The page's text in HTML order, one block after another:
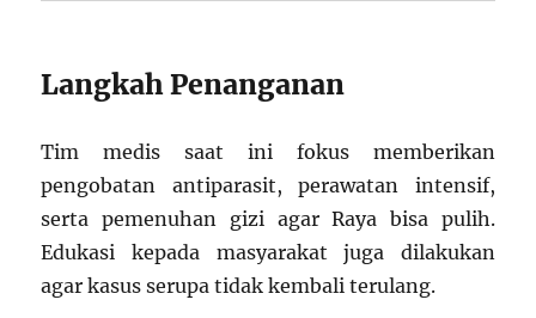
Langkah Penanganan
Tim medis saat ini fokus memberikan
pengobatan antiparasit, perawatan intensif,
serta pemenuhan gizi agar Raya bisa pulih.
Edukasi kepada masyarakat juga dilakukan
agar kasus serupa tidak kembali terulang.